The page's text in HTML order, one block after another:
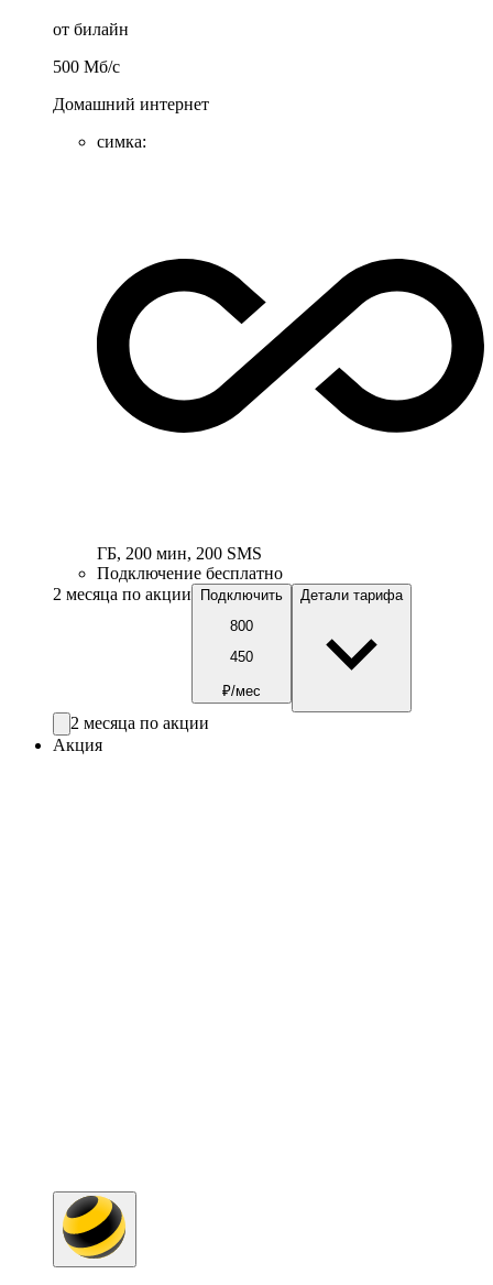
от билайн
500 Мб/c
Домашний интернет
симка:
ГБ, 200 мин, 200 SMS
Подключение бесплатно
2 месяца по акции
Подключить
800
450
₽/мес
Детали тарифа
2 месяца по акции
Акция